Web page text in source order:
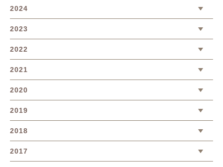
2024
2023
2022
2021
2020
2019
2018
2017